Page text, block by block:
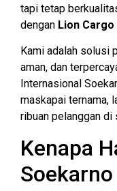
tapi tetap
dengan Lion
Kami adalah solusi
aman, dan
Internasional
maskapai ternama,
ribuan pelanggan di
Kenapa